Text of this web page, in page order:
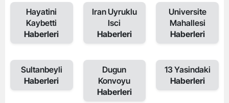
Hayatini
Kaybetti
Haberleri
Iran Uyruklu
Isci
Haberleri
Universite
Mahallesi
Haberleri
Sultanbeyli
Haberleri
Dugun
Konvoyu
Haberleri
13 Yasindaki
Haberleri